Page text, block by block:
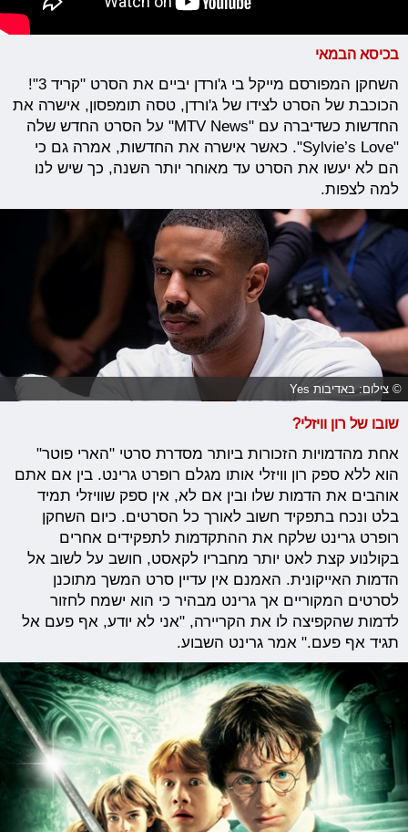
בכיסא הבמאי
השחקן המפורסם מייקל בי ג'ורדן יביים את הסרט "קריד 3"!
הכוכבת של הסרט לצידו של ג'ורדן, טסה תומפסון, אישרה את
החדשות כשדיברה עם "MTV News" על הסרט החדש שלה
"Sylvie’s Love". כאשר אישרה את החדשות, אמרה גם כי
הם לא יעשו את הסרט עד מאוחר יותר השנה, כך שיש לנו
למה לצפות.
© צילום: באדיבות Yes
שובו של רון וויזלי?
אחת מהדמויות הזכורות ביותר מסדרת סרטי "הארי פוטר"
הוא ללא ספק רון וויזלי אותו מגלם רופרט גרינט. בין אם אתם
אוהבים את הדמות שלו ובין אם לא, אין ספק שוויזלי תמיד
בלט ונכח בתפקיד חשוב לאורך כל הסרטים. כיום השחקן
רופרט גרינט שלקח את ההתקדמות לתפקידים אחרים
בקולנוע קצת לאט יותר מחבריו לקאסט, חושב על לשוב אל
הדמות האייקונית. האמנם אין עדיין סרט המשך מתוכנן
לסרטים המקוריים אך גרינט מבהיר כי הוא ישמח לחזור
לדמות שהקפיצה לו את הקריירה, "אני לא יודע, אף פעם אל
תגיד אף פעם." אמר גרינט השבוע.